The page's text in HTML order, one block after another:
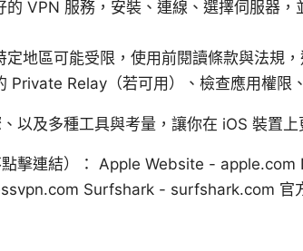
VPN 服務，安裝、連線、選擇伺服器，
地區可能受限，使用前閱讀條款與法規，
Private Relay（若可用）、檢查應用權限
以及多種工具與考量，讓你在 iOS 裝置上
點擊連結）： Apple Website -
Surfshark - surfshark.com 官